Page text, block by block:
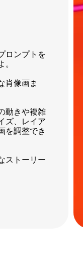
ロンプトを
肖像画ま
動きや複雑
ズ、レイア
を調整でき
ストーリー